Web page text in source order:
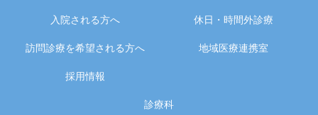
入院される方へ 休日・時間外診療
訪問診療を希望される方へ 地域医療連携室
採用情報
診療科